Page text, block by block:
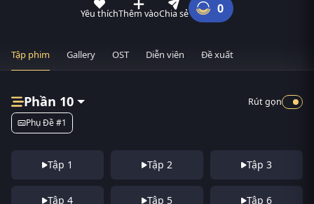
Yêu thíchThêm vàoChia sẻ 0
Tập phim Gallery OST Diễn viên Đề xuất
Phần 10
Phụ Đề #1
Rút gọn
Tập 1 Tập 2 Tập 3
Tập 4 Tập 5 Tập 6